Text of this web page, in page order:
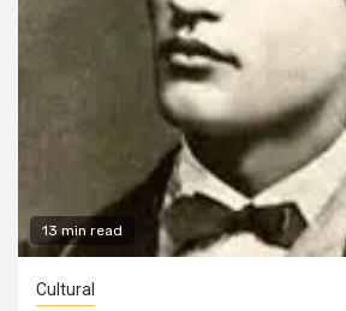
13 min read
Cultural